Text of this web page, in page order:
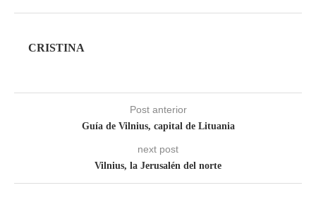
CRISTINA
Post anterior
Guía de Vilnius, capital de Lituania
next post
Vilnius, la Jerusalén del norte